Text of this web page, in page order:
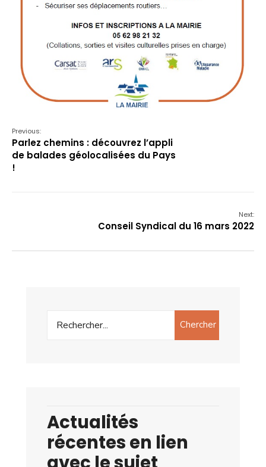
Previous:
Parlez chemins : découvrez l’appli
de balades géolocalisées du Pays
!
Next:
Conseil Syndical du 16 mars 2022
Chercher
Actualités
récentes en lien